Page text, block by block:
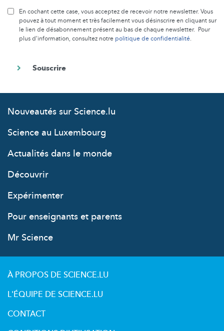
En cochant cette case, vous acceptez de recevoir notre newsletter. Vous
pouvez à tout moment et très facilement vous désinscrire en cliquant sur
le lien de désabonnement présent au bas de chaque newsletter. Pour
plus d’information, consultez notre politique de confidentialité.
Nouveautés sur Science.lu
Science au Luxembourg
Actualités dans le monde
Découvrir
Expérimenter
Pour enseignants et parents
Mr Science
À PROPOS DE SCIENCE.LU
L'ÉQUIPE DE SCIENCE.LU
CONTACT